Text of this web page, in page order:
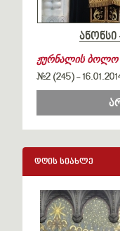
ანონსი
ჟურნალის ბოლო
#2 (245)-
დღის სიახლე